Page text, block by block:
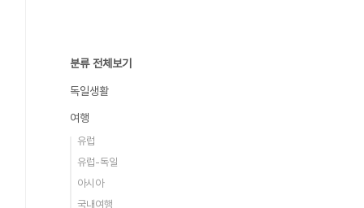
분류 전체보기
독일생활
여행
유럽
유럽-독일
아시아
국내여행